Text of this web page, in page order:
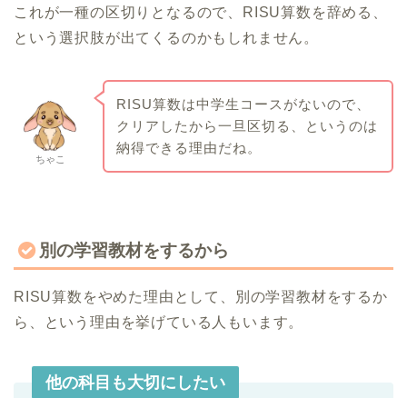
これが一種の区切りとなるので、RISU算数を辞める、
という選択肢が出てくるのかもしれません。
ちゃこ
RISU算数は中学生コースがないので、
クリアしたから一旦区切る、というのは
納得できる理由だね。
別の学習教材をするから
RISU算数をやめた理由として、別の学習教材をするか
ら、という理由を挙げている人もいます。
他の科目も大切にしたい